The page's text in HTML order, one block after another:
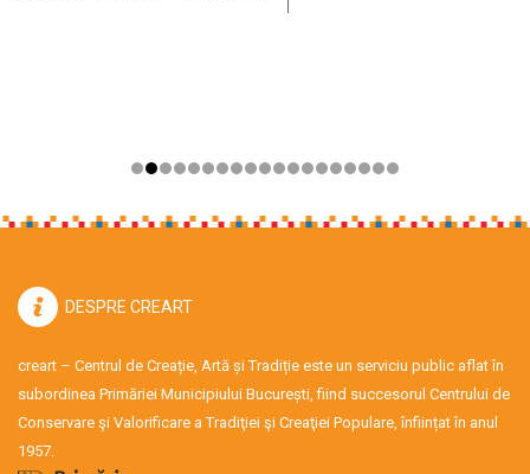
DESPRE CREART
creart – Centrul de Creație, Artă și Tradiție este un serviciu public aflat în
subordinea Primăriei Municipiului București, fiind succesorul Centrului de
Conservare şi Valorificare a Tradiţiei şi Creaţiei Populare, înființat în anul
1957.